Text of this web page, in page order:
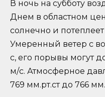
В ночь на субботу
Днем в областном
солнечно и потеплеет
Умеренный ветер с
с, его порывы могут
м/с. Атмосферное
769 мм.рт.ст до 766